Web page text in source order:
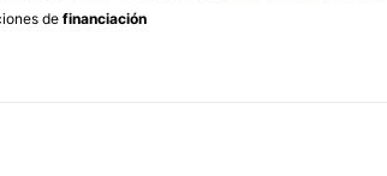
de financiación